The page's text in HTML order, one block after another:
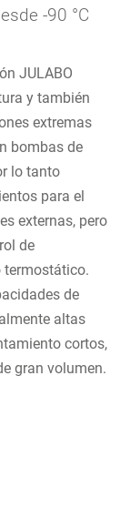
-90 °C
JULABO
y también
extremas
bombas de
lo tanto
para el
externas, pero
de
termostático.
de
altas
cortos,
gran volumen.